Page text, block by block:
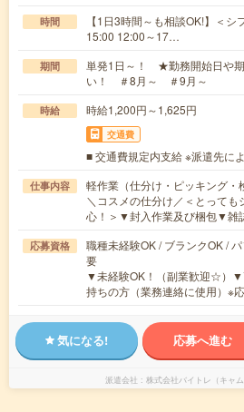
時間
【1日3時間～も相談OK!】＜
15:00 12:00～17…
期間
単発1日～！ ★勤務開始日や期
い！ ＃8月～ ＃9月～
時給 時給1,200円～1,625円
交通費
■ 交通費規定内支給 ※派遣先に
仕事内容
軽作業（仕分け・ピッキング・
＼コスメの仕分け／＜とって
心！＞▼封入作業及び梱包▼雑
応募資格
職種未経験OK / ブランクOK /
要
▼未経験OK！（副業歓迎☆）
持ちの方（業務連絡に使用）※
気になる! 応募へ進む
派遣会社 株式会社バイトレ（キャム